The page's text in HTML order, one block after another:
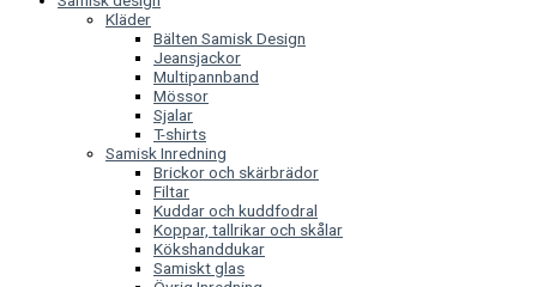
Kläder
Bälten Samisk Design
Jeansjackor
Multipannband
Mössor
Sjalar
T-shirts
Samisk Inredning
Brickor och skärbrädor
Filtar
Kuddar och kuddfodral
Koppar, tallrikar och skålar
Kökshanddukar
Samiskt glas